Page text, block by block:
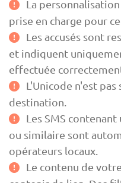
La
prise en charge pour
Les accusés sont
et indiquent
effectuée
L'Unicode n'est
destination.
Les SMS
ou similaire sont
opérateurs locaux.
Le contenu de